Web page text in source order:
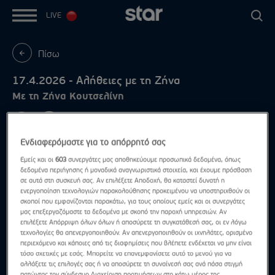
LIVE
Πίσω
17.4.2026 - Αλήθειες με τη Ζήνα
Με τη Ζήνα Κουτσελίνη
Ενδιαφερόμαστε για το απόρρητό σας
Εμείς και οι603 συνεργάτες μας αποθηκεύουμε προσωπικά δεδομένα, όπως
δεδομένα περιήγησης ή μοναδικά αναγνωριστικά στοιχεία, και έχουμε πρόσβαση
σε αυτά στη συσκευή σας. Αν επιλέξετε Αποδοχή, θα καταστεί δυνατή η
ενεργοποίηση τεχνολογιών παρακολούθησης προκειμένου να υποστηριχθούν οι
σκοποί που εμφανίζονται παρακάτω, για τους οποίους εμείς και οι συνεργάτες
μας επεξεργαζόμαστε τα δεδομένα με σκοπό την παροχή υπηρεσιών. Αν
επιλέξετε Απόρριψη όλων όλων ή αποσύρετε τη συγκατάθεσή σας, οι εν λόγω
τεχνολογίες θα απενεργοποιηθούν. Αν απενεργοποιηθούν οι ιχνηλάτες, ορισμένο
περιεχόμενο και κάποιες από τις διαφημίσεις που βλέπετε ενδέχεται να μην είναι
τόσο σχετικές με εσάς. Μπορείτε να επανεμφανίσετε αυτό το μενού για να
αλλάξετε τις επιλογές σας ή να αποσύρετε τη συναίνεσή σας ανά πάσα στιγμή